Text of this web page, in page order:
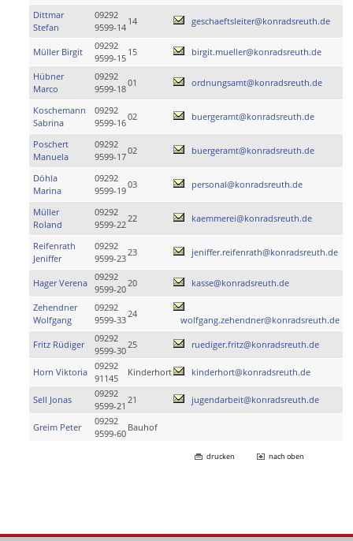
Dittmar
Stefan
09292
9599-14
14 geschaeftsleiter@konradsreuth.de
Müller Birgit
09292
9599-15
15 birgit.mueller@konradsreuth.de
Hübner
Marco
09292
9599-18
01 ordnungsamt@konradsreuth.de
Koschemann
Sabrina
09292
9599-16
02 buergeramt@konradsreuth.de
Poschert
Manuela
09292
9599-17
02 buergeramt@konradsreuth.de
Döhla
Marina
09292
9599-19
03 personal@konradsreuth.de
Müller
Roland
09292
9599-22
22 kaemmerei@konradsreuth.de
Reifenrath
Jeniffer
09292
9599-23
23 jeniffer.reifenrath@konradsreuth.de
Hager Verena
09292
9599-20
20 kasse@konradsreuth.de
Zehendner
Wolfgang
09292
9599-33
24
wolfgang.zehendner@konradsreuth.de
Fritz Rüdiger
09292
9599-30
25 ruediger.fritz@konradsreuth.de
Horn Viktoria
09292
91145
Kinderhort kinderhort@konradsreuth.de
Sell Jonas
09292
9599-21
21 jugendarbeit@konradsreuth.de
Greim Peter
09292
9599-60
Bauhof
drucken nach oben